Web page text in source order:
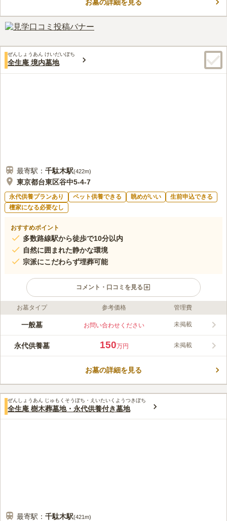
で、残された方に負担はかかりません。年間管理費も一切不要の
この霊園はまだ誰からも評価されていません。
お墓の詳細を見る
ぜんしょうあん けいだいぼち
全生庵 境内墓地
最寄駅： 千駄木駅(422m)
東京都台東区谷中5-4-7
永代供養プランあり ペット供養できる 眺めがいい
生前申込できる
檀家になる必要なし
おすすめポイント
多数路線駅から徒歩で10分以内
自然に囲まれた静かな環境
宗派にこだわらず埋葬可能
コメント・口コミを見る
ライフドット編集部のコメント
都内からのアクセスが良く、しかも昔ながらの懐かしい町並みを
ました。 管理料も不要で、生前供養もとり行ってくれるので、
残したご家族の手間を心配する必要もありません。 手桶の貸し
いご高齢の方やお子様連れの方にもおすすめです。
みんなの評価
2.0 口コミ1件
30代男性
自宅のそばのよく行く花屋さんで買って持っていく。手間だが見
栄えも良く値段もよいので重宝している。食べ物系のお供えは禁止されて
いるので持って行かない
お墓タイプ 参考価格 管理費
一般墓 お問い合わせください 未掲載
永代供養墓 150万円 未掲載
お墓の詳細を見る
ぜんしょうあん じゅもくそうぼち・えいたいくようつきぼち
全生庵 樹木葬墓地・永代供養付き墓地
最寄駅： 千駄木駅(421m)